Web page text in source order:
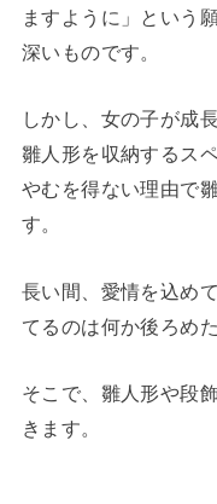
ますように」という
深いものです。
しかし、女の子が成
雛人形を収納するス
やむを得ない理由で
す。
長い間、愛情を込め
てるのは何か後ろめ
そこで、雛人形や段
きます。